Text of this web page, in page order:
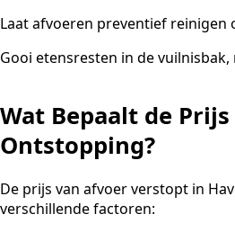
Laat afvoeren preventief reinigen
Gooi etensresten in de
Wat Bepaalt de
Ontstopping?
De prijs van afvoer verstopt in
verschillende factoren: